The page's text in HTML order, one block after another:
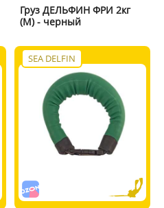
Груз ДЕЛЬФИН ФРИ 2кг
(M) - черный
SEA DELFIN